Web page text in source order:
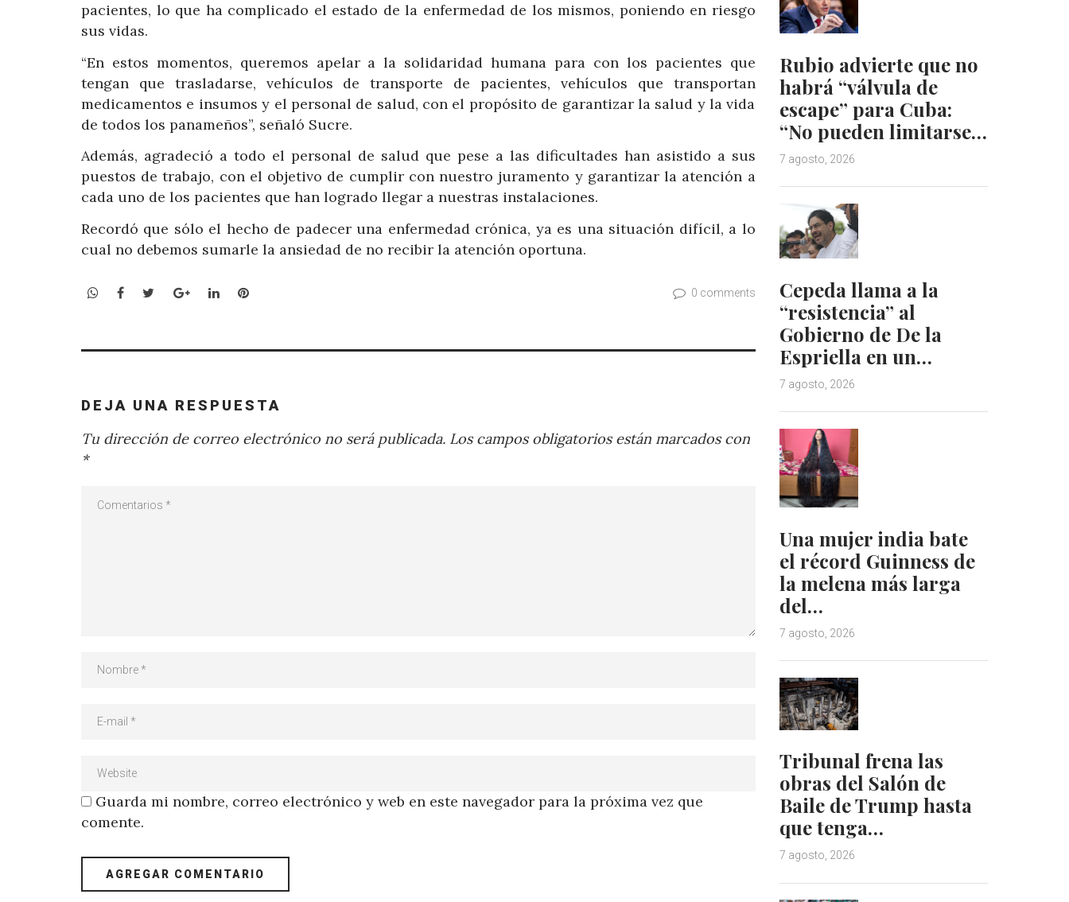
pacientes, lo que ha complicado el estado de la enfermedad de los mismos, poniendo en riesgo
sus vidas.
“En estos momentos, queremos apelar a la solidaridad humana para con los pacientes que
tengan que trasladarse, vehículos de transporte de pacientes, vehículos que transportan
medicamentos e insumos y el personal de salud, con el propósito de garantizar la salud y la vida
de todos los panameños”, señaló Sucre.
Además, agradeció a todo el personal de salud que pese a las dificultades han asistido a sus
puestos de trabajo, con el objetivo de cumplir con nuestro juramento y garantizar la atención a
cada uno de los pacientes que han logrado llegar a nuestras instalaciones.
Recordó que sólo el hecho de padecer una enfermedad crónica, ya es una situación difícil, a lo
cual no debemos sumarle la ansiedad de no recibir la atención oportuna.
WhatsApp
Facebook
TwitterGoogle+LinkedInPinterest 0 comments
DEJA UNA RESPUESTA
Tu dirección de correo electrónico no será publicada. Los campos obligatorios están marcados con
*
Guarda mi nombre, correo electrónico y web en este navegador para la próxima vez que
comente.
Rubio advierte que no
habrá “válvula de
escape” para Cuba:
“No pueden limitarse…
7 agosto, 2026
Cepeda llama a la
“resistencia” al
Gobierno de De la
Espriella en un…
7 agosto, 2026
Una mujer india bate
el récord Guinness de
la melena más larga
del…
7 agosto, 2026
Tribunal frena las
obras del Salón de
Baile de Trump hasta
que tenga…
7 agosto, 2026